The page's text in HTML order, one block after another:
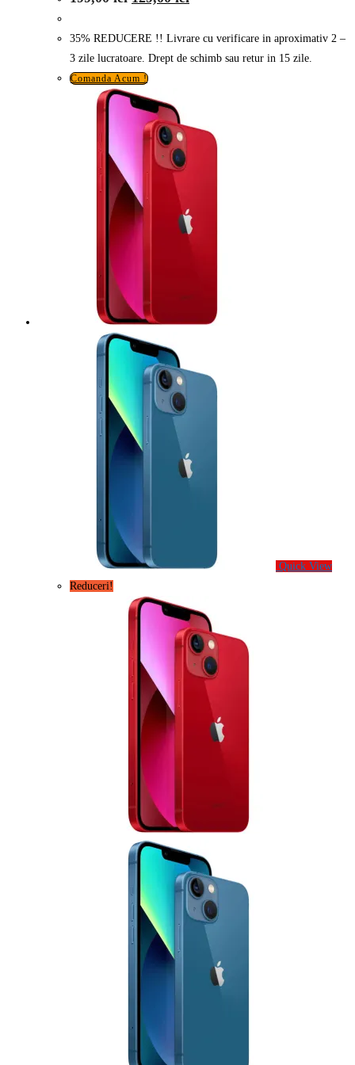
inițial
fost:
199,00 lei.
curent
129,00 lei.
35% REDUCERE !! Livrare cu verificare in aproximativ 2 –
3 zile lucratoare. Drept de schimb sau retur in 15 zile.
Comanda Acum !
Quick View
Reduceri!